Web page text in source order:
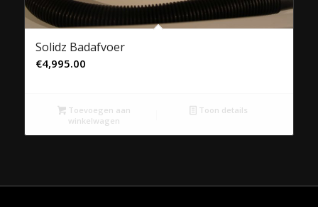
Solidz Badafvoer
€4,995.00
Toevoegen aan
winkelwagen
Toon details